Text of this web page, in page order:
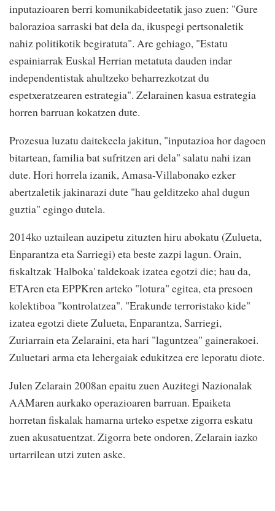
inputazioaren berri komunikabideetatik jaso zuen: "Gure
balorazioa sarraski bat dela da, ikuspegi pertsonaletik
nahiz politikotik begiratuta". Are gehiago, "Estatu
espainiarrak Euskal Herrian metatuta dauden indar
independentistak ahultzeko beharrezkotzat du
espetxeratzearen estrategia". Zelarainen kasua estrategia
horren barruan kokatzen dute.
Prozesua luzatu daitekeela jakitun, "inputazioa hor dagoen
bitartean, familia bat sufritzen ari dela" salatu nahi izan
dute. Hori horrela izanik, Amasa-Villabonako ezker
abertzaletik jakinarazi dute "hau gelditzeko ahal dugun
guztia" egingo dutela.
2014ko uztailean auzipetu zituzten hiru abokatu (Zulueta,
Enparantza eta Sarriegi) eta beste zazpi lagun. Orain,
fiskaltzak 'Halboka' taldekoak izatea egotzi die; hau da,
ETAren eta EPPKren arteko "lotura" egitea, eta presoen
kolektiboa "kontrolatzea". "Erakunde terroristako kide"
izatea egotzi diete Zulueta, Enparantza, Sarriegi,
Zuriarrain eta Zelaraini, eta hari "laguntzea" gainerakoei.
Zuluetari arma eta lehergaiak edukitzea ere leporatu diote.
Julen Zelarain 2008an epaitu zuen Auzitegi Nazionalak
AAMaren aurkako operazioaren barruan. Epaiketa
horretan fiskalak hamarna urteko espetxe zigorra eskatu
zuen akusatuentzat. Zigorra bete ondoren, Zelarain iazko
urtarrilean utzi zuten aske.